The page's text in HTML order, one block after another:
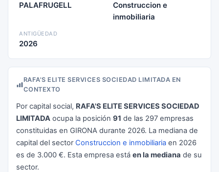
PALAFRUGELL
Construccion e
inmobiliaria
ANTIGÜEDAD
2026
RAFA'S ELITE SERVICES SOCIEDAD LIMITADA EN
CONTEXTO
Por capital social, RAFA'S ELITE SERVICES SOCIEDAD
LIMITADA ocupa la posición 91 de las 297 empresas
constituidas en GIRONA durante 2026. La mediana de
capital del sector Construccion e inmobiliaria en 2026
es de 3.000 €. Esta empresa está en la mediana de su
sector.